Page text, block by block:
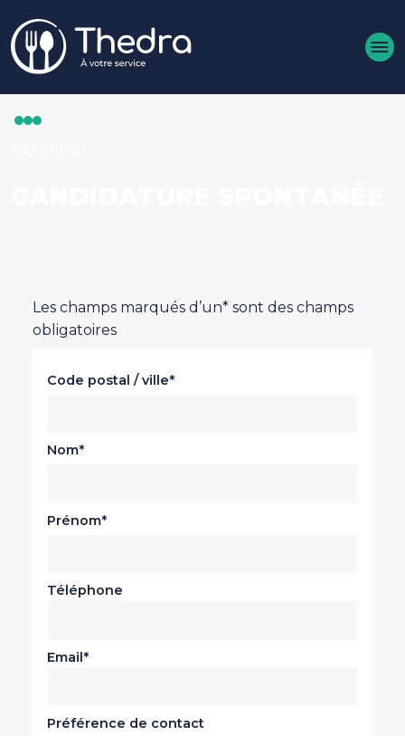
Les champs marqués d’un* sont des champs
obligatoires
Code postal / ville
Nom
Prénom
Téléphone
Email
Préférence de contact